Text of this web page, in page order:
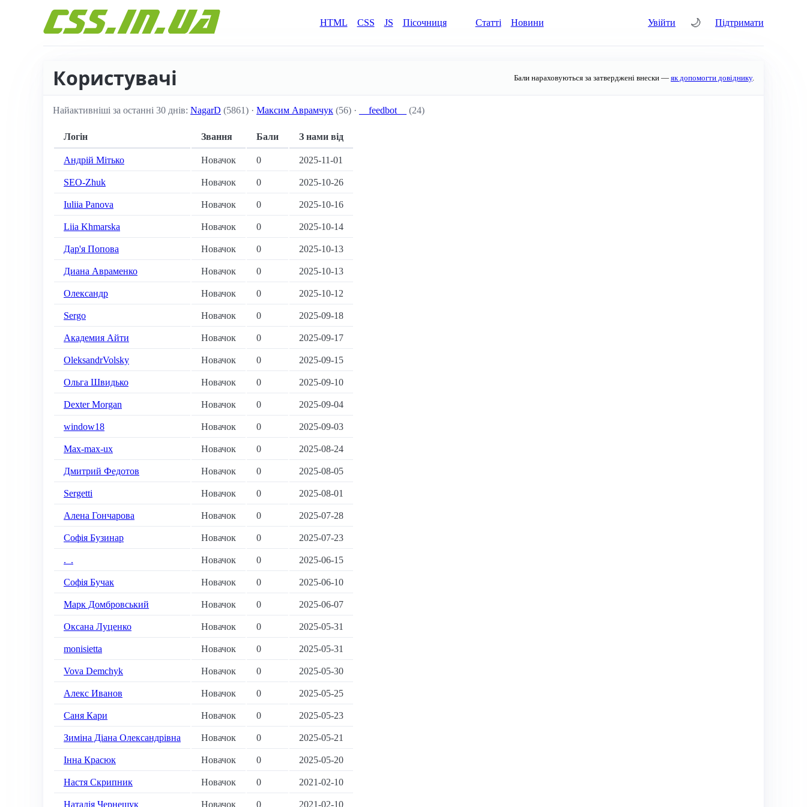
HTML
CSS JS Пісочниця Статті Новини Увійти 🌙 Підтримати
Користувачі Бали нараховуються за затверджені внески — як допомогти довіднику.
Найактивніші за останні 30 днів: NagarD (5861) · Максим Аврамчук (56) · __feedbot__ (24)
Логін Звання Бали З нами від
Андрій Мітько Новачок 0 2025-11-01
SEO-Zhuk Новачок 0 2025-10-26
Iuliia Panova Новачок 0 2025-10-16
Liia Khmarska Новачок 0 2025-10-14
Дар'я Попова Новачок 0 2025-10-13
Диана Авраменко Новачок 0 2025-10-13
Олександр Новачок 0 2025-10-12
Sergo Новачок 0 2025-09-18
Академия Айти Новачок 0 2025-09-17
OleksandrVolsky Новачок 0 2025-09-15
Ольга Швидько Новачок 0 2025-09-10
Dexter Morgan Новачок 0 2025-09-04
window18 Новачок 0 2025-09-03
Max-max-ux Новачок 0 2025-08-24
Дмитрий Федотов Новачок 0 2025-08-05
Sergetti Новачок 0 2025-08-01
Алена Гончарова Новачок 0 2025-07-28
Софія Бузинар Новачок 0 2025-07-23
._. Новачок 0 2025-06-15
Софія Бучак Новачок 0 2025-06-10
Марк Домбровський Новачок 0 2025-06-07
Оксана Луценко Новачок 0 2025-05-31
monisietta Новачок 0 2025-05-31
Vova Demchyk Новачок 0 2025-05-30
Алекс Иванов Новачок 0 2025-05-25
Саня Кари Новачок 0 2025-05-23
Зиміна Діана Олександрівна Новачок 0 2025-05-21
Інна Красюк Новачок 0 2025-05-20
Настя Скрипник Новачок 0 2021-02-10
Наталія Чернещук Новачок 0 2021-02-10